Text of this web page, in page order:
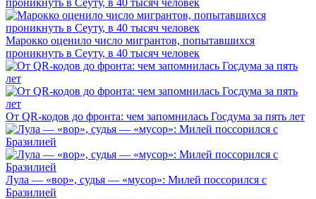
Марокко оценило число мигрантов, попытавшихся
проникнуть в Сеуту, в 40 тысяч человек
От QR-кодов до фронта: чем запомнилась Госдума за пять лет
Лула — «вор», судья — «мусор»: Милей поссорился с
Бразилией